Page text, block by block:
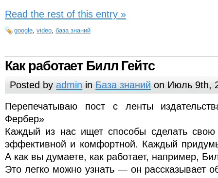
Read the rest of this entry »
google, video, база знаний
Как работает Билл Гейтс
Posted byadmin in База знаний on Июль 9th,
Перепечатываю пост с ленты
Фербер»
Каждый из нас ищет способы сделать свою
эффективной и комфортной. Каждый
А как вы думаете, как работает, например,
Это легко можно узнать — он рассказывает